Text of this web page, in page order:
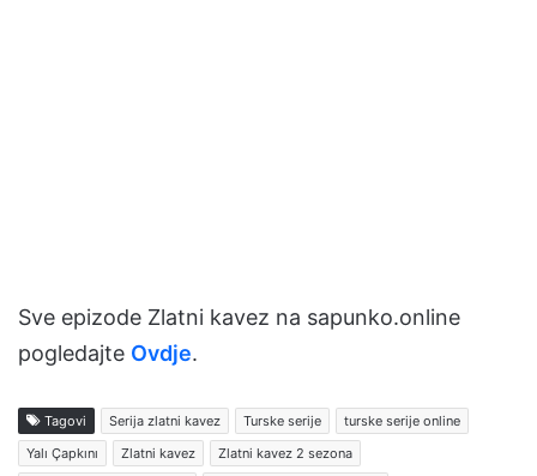
Sve epizode Zlatni kavez na sapunko.online
pogledajte Ovdje.
Tagovi Serija zlatni kavez Turske serije
turske serije online
Yalı Çapkını
Zlatni kavez Zlatni kavez 2 sezona